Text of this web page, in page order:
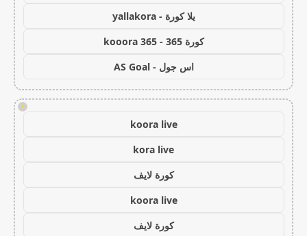
يلا كورة - yallakora
كورة 365 - kooora 365
اس جول - AS Goal
!
koora live
kora live
كورة لايف
koora live
كورة لايف